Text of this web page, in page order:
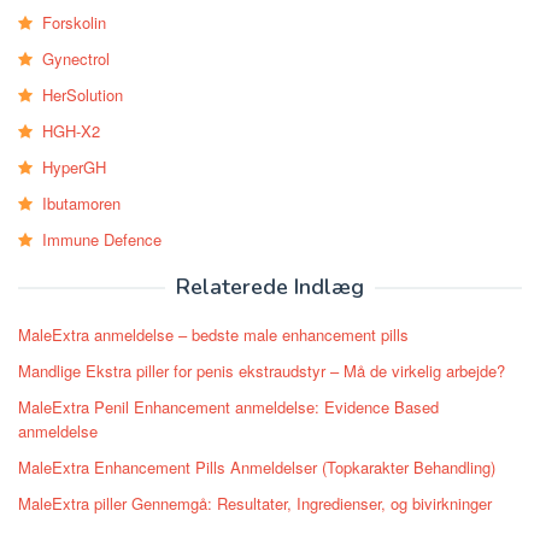
Forskolin
Gynectrol
HerSolution
HGH-X2
HyperGH
Ibutamoren
Immune Defence
Relaterede Indlæg
MaleExtra anmeldelse – bedste male enhancement pills
Mandlige Ekstra piller for penis ekstraudstyr – Må de virkelig arbejde?
MaleExtra Penil Enhancement anmeldelse: Evidence Based
anmeldelse
MaleExtra Enhancement Pills Anmeldelser (Topkarakter Behandling)
MaleExtra piller Gennemgå: Resultater, Ingredienser, og bivirkninger